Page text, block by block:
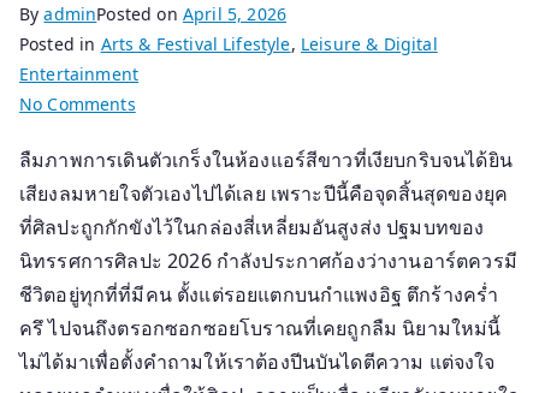
ByadminPosted on April 5, 2026
Posted in Arts & Festival Lifestyle, Leisure & Digital
Entertainment
No Commentson
ศิลปะ
2026
เมื่อ
ตึก
เก่า
มา
หายใจ
ลืมภาพการเดินตัวเกร็งในห้องแอร์สีขาวที่เงียบกริบจนได้ยิน
เสียงลมหายใจตัวเองไปได้เลย เพราะปีนี้คือจุดสิ้นสุดของยุค
ที่ศิลปะถูกกักขังไว้ในกล่องสี่เหลี่ยมอันสูงส่ง ปฐมบทของ
นิทรรศการศิลปะ 2026 กำลังประกาศก้องว่างานอาร์ตควรมี
ชีวิตอยู่ทุกที่ที่มีคน ตั้งแต่รอยแตกบนกำแพงอิฐ ตึกร้างคร่ำ
ครึ ไปจนถึงตรอกซอกซอยโบราณที่เคยถูกลืม นิยามใหม่นี้
ไม่ได้มาเพื่อตั้งคำถามให้เราต้องปีนบันไดตีความ แต่จงใจ